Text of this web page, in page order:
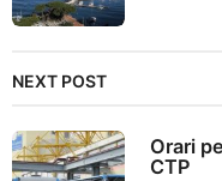
NEXT POST
Orari
CTP